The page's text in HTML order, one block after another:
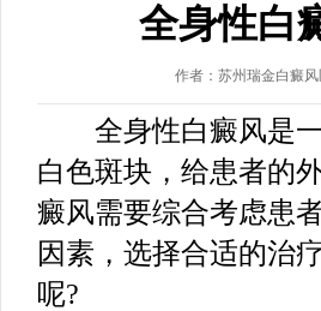
全身性白
作者：苏州瑞金白癜风
全身性白癜风是一
白色斑块，给患者的
癜风需要综合考虑患
因素，选择合适的治
呢?